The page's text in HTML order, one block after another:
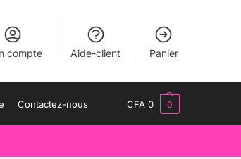
compte Aide-client Panier
Contactez-nous CFA 0 0